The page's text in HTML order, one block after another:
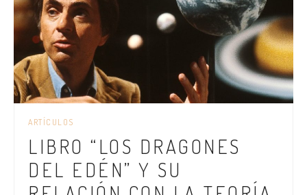
ARTÍCULOS
LIBRO “LOS DRAGONES
DEL EDÉN” Y SU